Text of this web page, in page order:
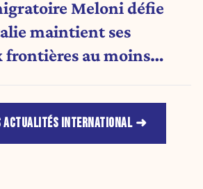
Meloni défie
maintient ses
frontières au moins
ACTUALITÉS INTERNATIONAL